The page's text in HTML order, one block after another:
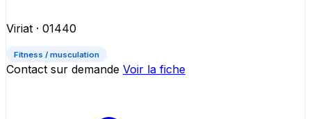
Viriat · 01440
Fitness / musculation
Contact sur demande Voir la fiche